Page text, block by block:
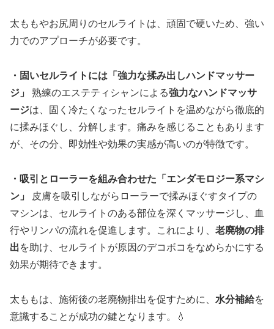
太ももやお尻周りのセルライトは、頑固で硬いため、強い
力でのアプローチが必要です。
・固いセルライトには「強力な揉み出しハンドマッサー
ジ」
熟練のエステティシャンによる強力なハンドマッサ
ージは、固く冷たくなったセルライトを温めながら徹底的
に揉みほぐし、分解します。痛みを感じることもあります
が、その分、即効性や効果の実感が高いのが特徴です。
・吸引とローラーを組み合わせた「エンダモロジー系マシ
ン」
皮膚を吸引しながらローラーで揉みほぐすタイプの
マシンは、セルライトのある部位を深くマッサージし、血
行やリンパの流れを促進します。これにより、 老廃物の排
出を助け、セルライトが原因のデコボコをなめらかにする
効果が期待できます。
太ももは、施術後の老廃物排出を促すために、 水分補給を
意識することが成功の鍵となります。💧